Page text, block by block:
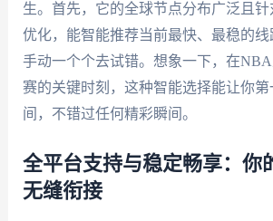
生。首先，它的全球节点分布广泛且
优化，能智能推荐当前最快、最稳的
手动一个个去试错。想象一下，在
赛的关键时刻，这种智能选择能让你
间，不错过任何精彩瞬间。
全平台支持与稳定畅享：你
无缝衔接